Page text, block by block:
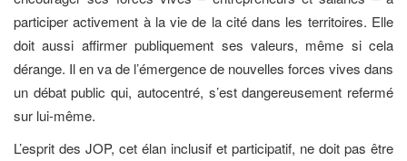
participer activement à la vie de la cité dans les territoires. Elle
doit aussi affirmer publiquement ses valeurs, même si cela
dérange. Il en va de l’émergence de nouvelles forces vives dans
un débat public qui, autocentré, s’est dangereusement refermé
sur lui-même.
L’esprit des JOP, cet élan inclusif et participatif, ne doit pas être